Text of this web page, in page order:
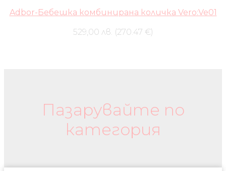
Adbor-Бебешка комбинирана количка Vero:Ve01
529,00 лв. (270.47 €)
Пазарувайте по
категория